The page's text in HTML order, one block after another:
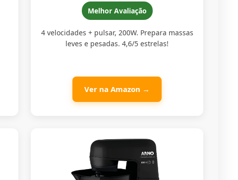
Melhor Avaliação
4 velocidades + pulsar, 200W. Prepara massas
leves e pesadas. 4,6/5 estrelas!
Ver na Amazon →